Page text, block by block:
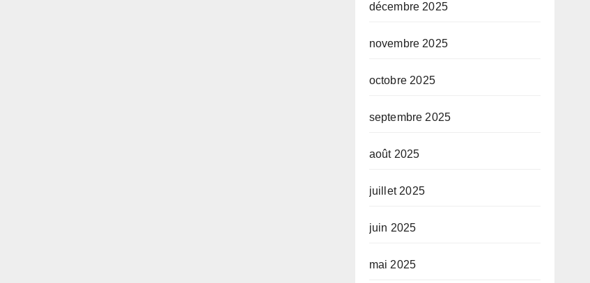
décembre 2025
novembre 2025
octobre 2025
septembre 2025
août 2025
juillet 2025
juin 2025
mai 2025